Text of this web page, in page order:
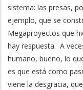
sistema: las presas,
ejemplo, que se
Megaproyectos que
hay respuesta. A
humano, bueno, lo
es que está como
viene la desgracia,